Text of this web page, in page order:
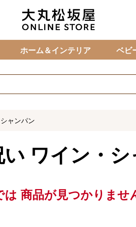
ホーム＆インテリア ベビ
ャンパン
い ワイン・
は 商品が見つかりませ